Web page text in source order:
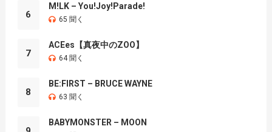
6
M!LK – You!Joy!Parade!
65 聞く
7
ACEes【真夜中のZOO】
64 聞く
8
BE:FIRST – BRUCE WAYNE
63 聞く
BABYMONSTER – MOON